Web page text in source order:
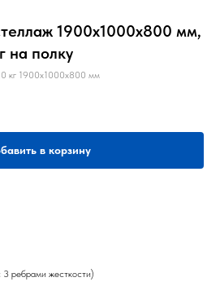
1900х1000х800 мм,
на полку
кг 1900х1000х800 мм
в корзину
3 ребрами жесткости)